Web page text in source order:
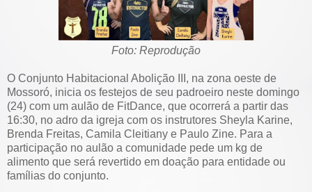
Foto: Reprodução
O Conjunto Habitacional Abolição III, na zona oeste de
Mossoró, inicia os festejos de seu padroeiro neste domingo
(24) com um aulão de FitDance, que ocorrerá a partir das
16:30, no adro da igreja com os instrutores Sheyla Karine,
Brenda Freitas, Camila Cleitiany e Paulo Zine. Para a
participação no aulão a comunidade pede um kg de
alimento que será revertido em doação para entidade ou
famílias do conjunto.